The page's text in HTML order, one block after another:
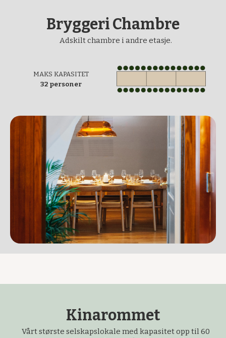
Bryggeri Chambre
Adskilt chambre i andre etasje.
MAKS KAPASITET
32 personer
Kinarommet
Vårt største selskapslokale med kapasitet opp til 60